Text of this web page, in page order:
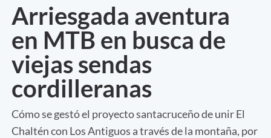
Arriesgada aventura
en MTB en busca de
viejas sendas
cordilleranas
Cómo se gestó el proyecto santacruceño de unir El
Chaltén con Los Antiguos a través de la montaña, por